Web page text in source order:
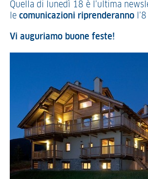
Quella di lunedì 18 è l’ultima
le comunicazioni riprenderanno
Vi auguriamo buone feste!